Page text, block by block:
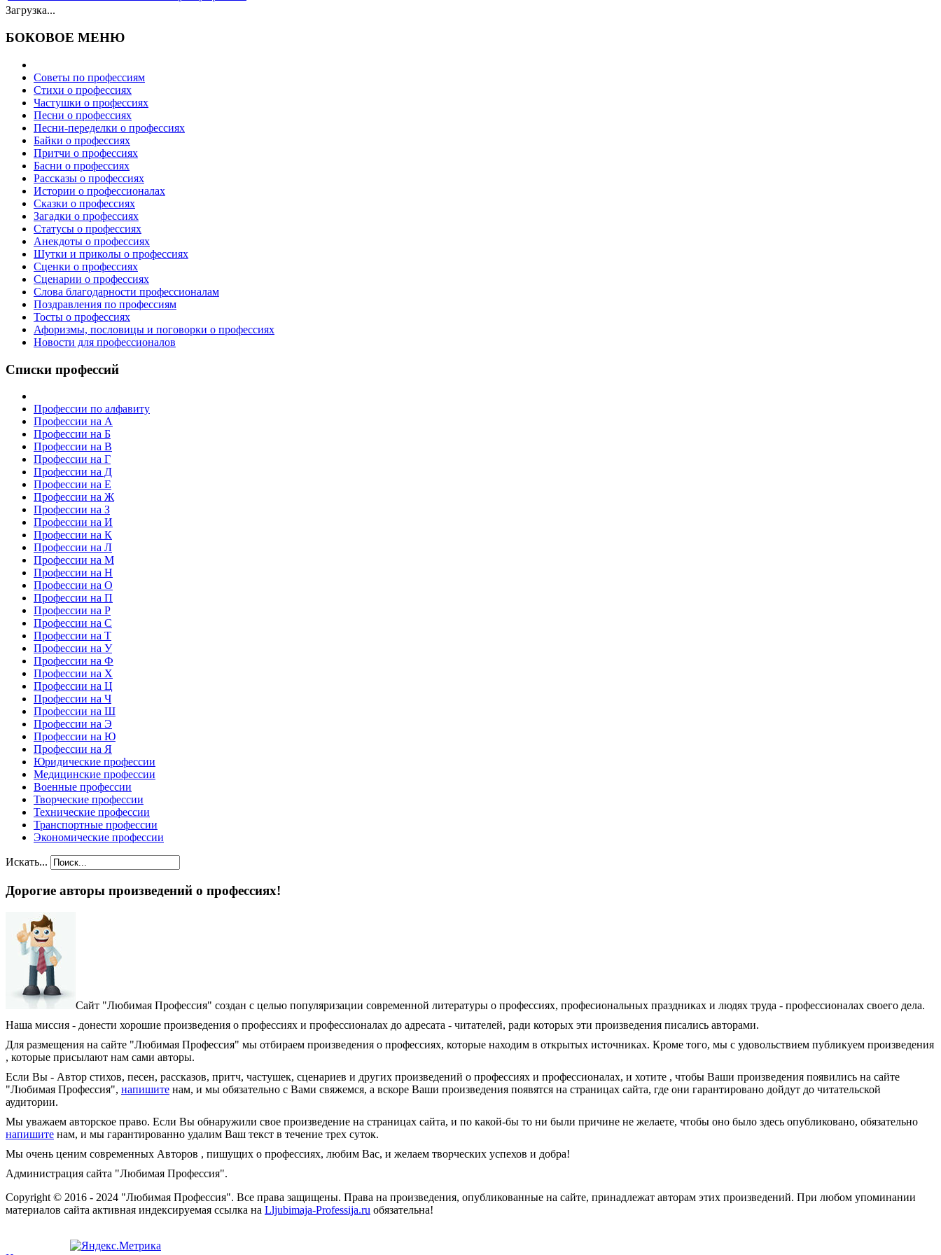
Загрузка...
БОКОВОЕ МЕНЮ
Советы по профессиям
Стихи о профессиях
Частушки о профессиях
Песни о профессиях
Песни-переделки о профессиях
Байки о профессиях
Притчи о профессиях
Басни о профессиях
Рассказы о профессиях
Истории о профессионалах
Сказки о профессиях
Загадки о профессиях
Статусы о профессиях
Анекдоты о профессиях
Шутки и приколы о профессиях
Сценки о профессиях
Сценарии о профессиях
Слова благодарности профессионалам
Поздравления по профессиям
Тосты о профессиях
Афоризмы, пословицы и поговорки о профессиях
Новости для профессионалов
Списки профессий
Профессии по алфавиту
Профессии на А
Профессии на Б
Профессии на В
Профессии на Г
Профессии на Д
Профессии на Е
Профессии на Ж
Профессии на З
Профессии на И
Профессии на К
Профессии на Л
Профессии на М
Профессии на Н
Профессии на О
Профессии на П
Профессии на Р
Профессии на С
Профессии на Т
Профессии на У
Профессии на Ф
Профессии на Х
Профессии на Ц
Профессии на Ч
Профессии на Ш
Профессии на Э
Профессии на Ю
Профессии на Я
Юридические профессии
Медицинские профессии
Военные профессии
Творческие профессии
Технические профессии
Транспортные профессии
Экономические профессии
Искать...
Дорогие авторы произведений о профессиях!
Сайт "Любимая Профессия" создан c целью популяризации современной литературы о профессиях, професиональных праздниках и людях труда - профессионалах своего дела.
Наша миссия - донести хорошие произведения о профессиях и профессионалах до адресата - читателей, ради которых эти произведения писались авторами.
Для размещения на сайте "Любимая Профессия" мы отбираем произведения о профессиях, которые находим в открытых источниках. Кроме того, мы с удовольствием публикуем произведения
, которые присылают нам сами авторы.
Если Вы - Автор стихов, песен, рассказов, притч, частушек, сценариев и других произведений о профессиях и профессионалах, и хотите , чтобы Ваши произведения появились на сайте
"Любимая Профессия", напишите нам, и мы обязательно с Вами свяжемся, а вскоре Ваши произведения появятся на страницах сайта, где они гарантировано дойдут до читательской
аудитории.
Мы уважаем авторское право. Если Вы обнаружили свое произведение на страницах сайта, и по какой-бы то ни были причине не желаете, чтобы оно было здесь опубликовано, обязательно
напишите нам, и мы гарантированно удалим Ваш текст в течение трех суток.
Мы очень ценим современных Авторов , пишущих о профессиях, любим Вас, и желаем творческих успехов и добра!
Администрация сайта "Любимая Профессия".
Copyright © 2016 - 2024 "Любимая Профессия". Все права защищены. Права на произведения, опубликованные на сайте, принадлежат авторам этих произведений. При любом упоминании
материалов сайта активная индексируемая ссылка на Lljubimaja-Professija.ru обязательна!